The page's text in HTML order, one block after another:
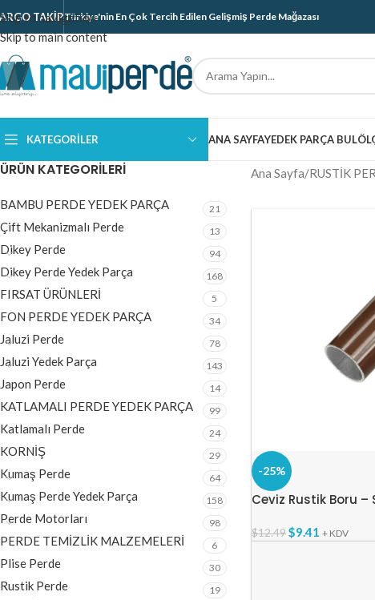
Skip to navigation
Skip to main content
TAKIPTürkiye'nin En Çok Tercih Edilen Gelişmiş Perde Mağazası
KATEGORILER ANA SAYFAYEDEK PARÇA BUL
ÜRÜN KATEGORILERI
BAMBU PERDE YEDEK PARÇA 21
Çift Mekanizmalı Perde 13
Dikey Perde 94
Dikey Perde Yedek Parça 168
FIRSAT ÜRÜNLERİ 5
FON PERDE YEDEK PARÇA 34
Jaluzi Perde 78
Jaluzi Yedek Parça 143
Japon Perde 14
KATLAMALI PERDE YEDEK PARÇA 99
Katlamalı Perde 24
KORNİŞ 29
Kumaş Perde 64
Kumaş Perde Yedek Parça 158
Perde Motorları 98
PERDE TEMİZLİK MALZEMELERİ 6
Plise Perde 30
Rustik Perde 19
Ana Sayfa/RUSTİK
-25%
Ceviz Rustik Boru –
$12.49$9.41 + KDV